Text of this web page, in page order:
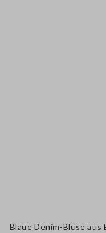
Blaue Denim-Bluse aus